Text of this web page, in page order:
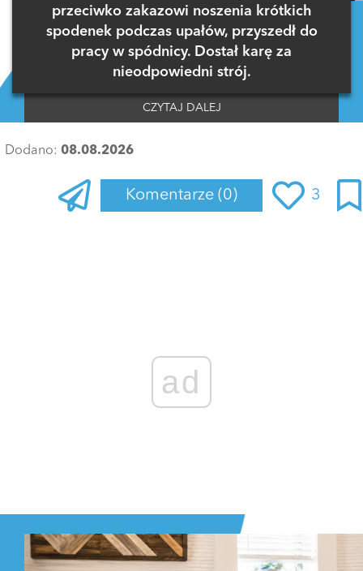
przeciwko zakazowi noszenia krótkich
spodenek podczas upałów, przyszedł do
pracy w spódnicy. Dostał karę za
nieodpowiedni strój.
CZYTAJ DALEJ
Dodano: 08.08.2026
Komentarze (0) 3
ad